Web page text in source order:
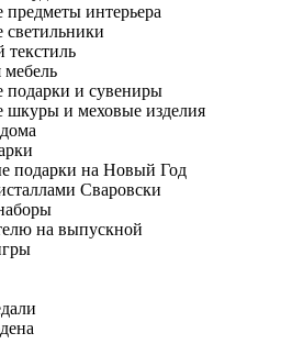
предметы интерьера
светильники
текстиль
мебель
подарки и сувениры
шкуры и меховые изделия
подарки на Новый Год
Сваровски
на выпускной